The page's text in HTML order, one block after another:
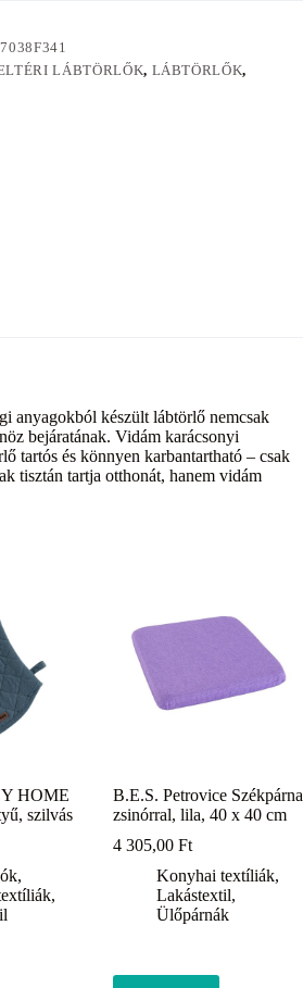
LÁBTÖRLŐK, LÁBTÖRLŐK,
anyagokból készült lábtörlő nemcsak
bejáratának. Vidám karácsonyi
tartós és könnyen karbantartható – csak
tisztán tartja otthonát, hanem vidám
HOME
szilvás
,
,
B.E.S. Petrovice Székpárna
zsinórral, lila, 40 x 40 cm
4 305,00Ft
Konyhai textíliák,
Lakástextil,
Ülőpárnák